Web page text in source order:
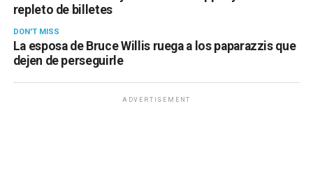
repleto de billetes
DON'T MISS
La esposa de Bruce Willis ruega a los paparazzis que
dejen de perseguirle
ADVERTISEMENT